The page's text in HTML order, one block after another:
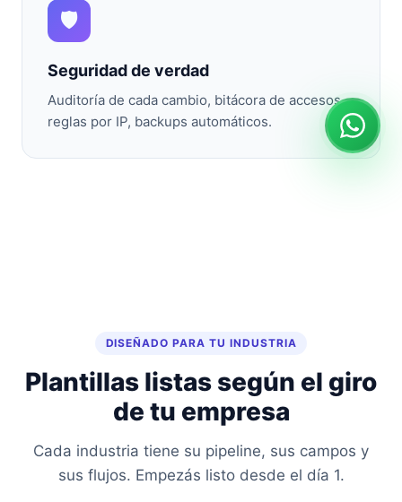
🛡️
Seguridad de verdad
Auditoría de cada cambio, bitácora de accesos,
reglas por IP, backups automáticos.
DISEÑADO PARA TU INDUSTRIA
Plantillas listas según el giro
de tu empresa
Cada industria tiene su pipeline, sus campos y
sus flujos. Empezás listo desde el día 1.